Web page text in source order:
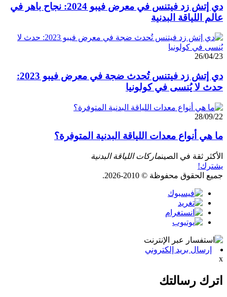
دي إتش زد فيتنس في معرض فيبو 2024: نجاح باهر في
عالم اللياقة البدنية
26/04/23
دي إتش زد فيتنس تُحدث ضجة في معرض فيبو 2023:
حدث لا يُنسى في كولونيا
28/09/22
ما هي أنواع معدات اللياقة البدنية المتوفرة؟
الأكثر ثقة في الصينماركات اللياقة البدنية
يشترك!
جميع الحقوق محفوظة © 2010-2026.
إرسال بريد إلكتروني
x
اترك رسالتك